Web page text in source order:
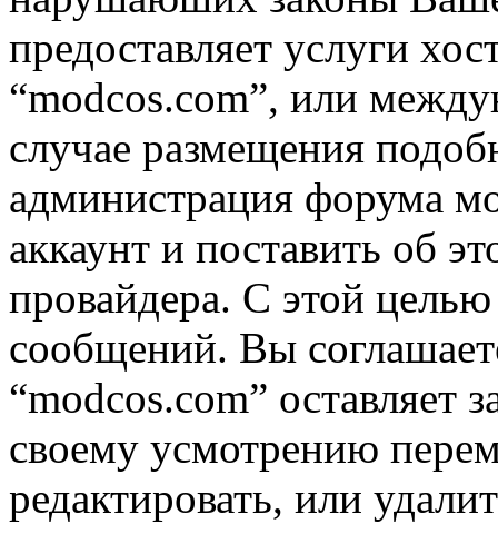
предоставляет услуги
“modcos.com”, или
случае размещения
администрация форума
аккаунт и поставить об
провайдера. С этой
сообщений. Вы
“modcos.com” оставляет
своему усмотрению
редактировать, или